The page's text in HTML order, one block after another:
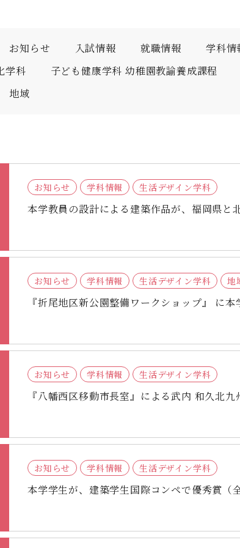
教員検索
お知らせ ⼊試情報 就職情報 学科情
学科
子ども健康学科 幼稚園教諭養成課程
地域
お知らせ 学科情報 生活デザイン学科
本学教員の設計による建築作品が、福岡県と
お知らせ 学科情報 生活デザイン学科 地
『折尾地区新公園整備ワークショップ』 に
お知らせ 学科情報 生活デザイン学科
『八幡西区移動市長室』による武内 和久北
お知らせ 学科情報 生活デザイン学科
本学学生が、建築学生国際コンペで優秀賞（